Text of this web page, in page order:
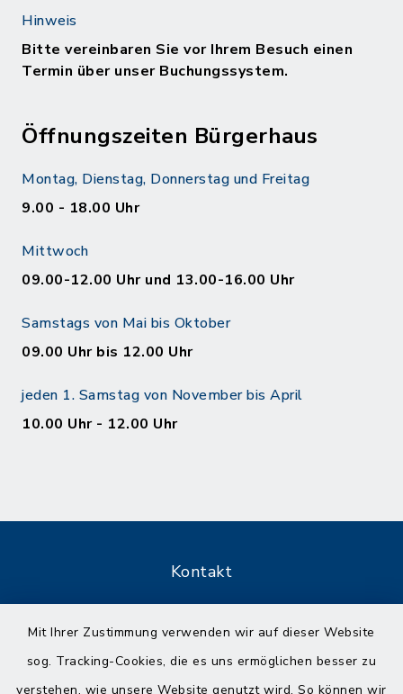
Mit Ihrer Zustimmung verwenden wir auf dieser Website
sog. Tracking-Cookies, die es uns ermöglichen besser zu
verstehen, wie unsere Website genutzt wird. So können wir
Hinweis
Bitte vereinbaren Sie vor Ihrem Besuch einen
Termin über unser Buchungssystem.
Öffnungszeiten Bürgerhaus
Montag, Dienstag, Donnerstag und Freitag
9.00 - 18.00 Uhr
Mittwoch
09.00-12.00 Uhr und 13.00-16.00 Uhr
Samstags von Mai bis Oktober
09.00 Uhr bis 12.00 Uhr
jeden 1. Samstag von November bis April
10.00 Uhr - 12.00 Uhr
Kontakt
Datenschutz